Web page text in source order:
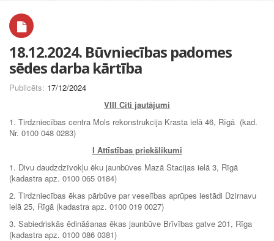
18.12.2024. Būvniecības padomes
sēdes darba kārtība
Publicēts: 17/12/2024
VIII Citi jautājumi
1. Tirdzniecības centra Mols rekonstrukcija Krasta ielā 46, Rīgā (kad.
Nr. 0100 048 0283)
I Attīstības priekšlikumi
1. Divu daudzdzīvokļu ēku jaunbūves Mazā Stacijas ielā 3, Rīgā
(kadastra apz. 0100 065 0184)
2. Tirdzniecības ēkas pārbūve par veselības aprūpes iestādi Dzirnavu
ielā 25, Rīgā (kadastra apz. 0100 019 0027)
3. Sabiedriskās ēdināšanas ēkas jaunbūve Brīvības gatve 201, Rīga
(kadastra apz. 0100 086 0381)